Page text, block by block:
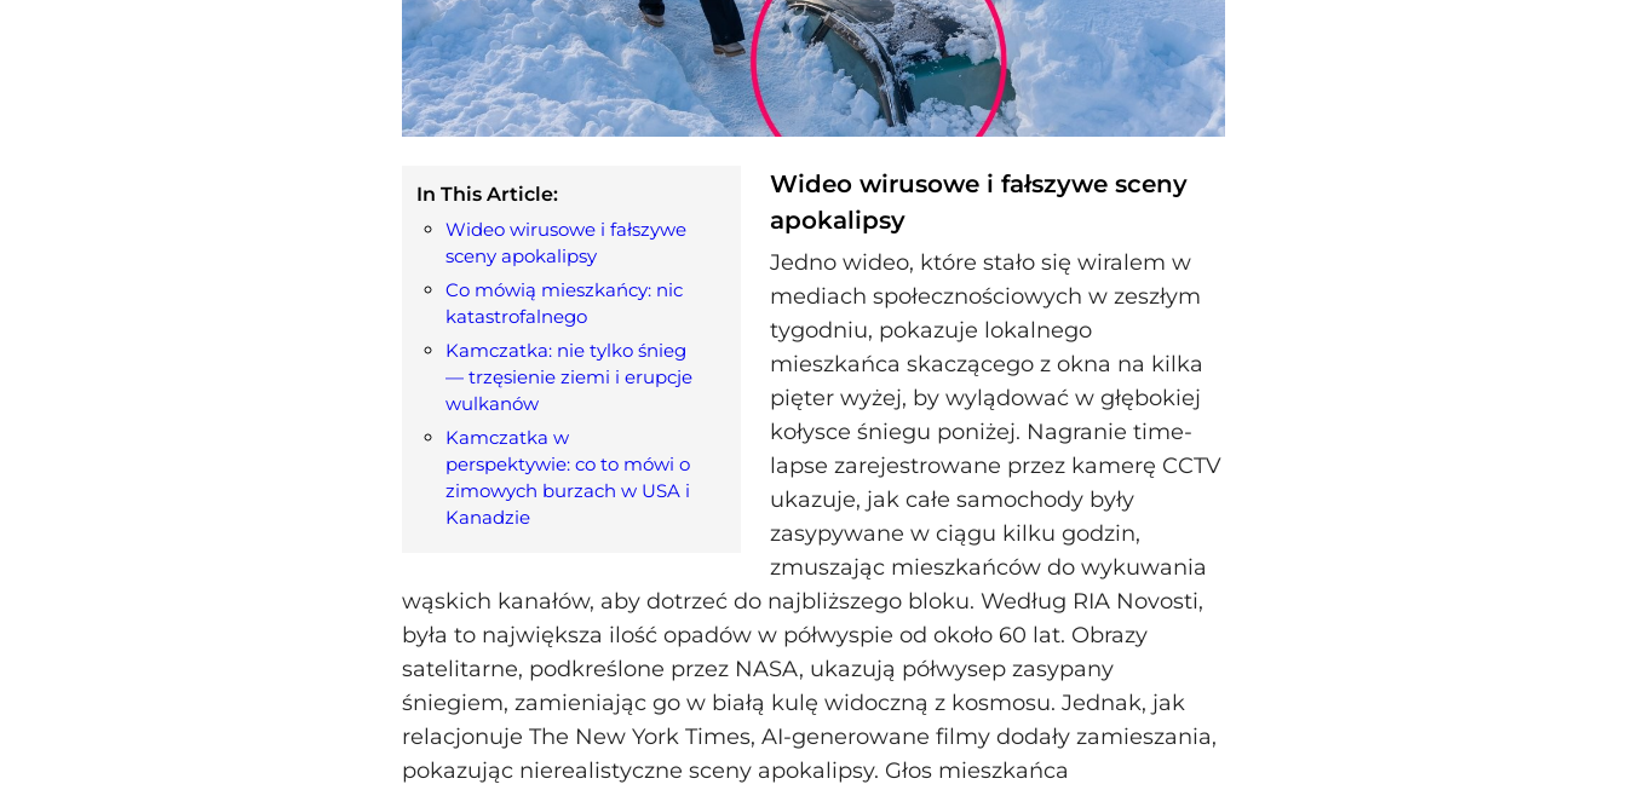
In This Article:
Wideo wirusowe i fałszywe
sceny apokalipsy
Co mówią mieszkańcy: nic
katastrofalnego
Kamczatka: nie tylko śnieg
— trzęsienie ziemi i erupcje
wulkanów
Kamczatka w
perspektywie: co to mówi o
zimowych burzach w USA i
Kanadzie
Wideo wirusowe i fałszywe sceny
apokalipsy
Jedno wideo, które stało się wiralem w
mediach społecznościowych w zeszłym
tygodniu, pokazuje lokalnego
mieszkańca skaczącego z okna na kilka
pięter wyżej, by wylądować w głębokiej
kołysce śniegu poniżej. Nagranie time-
lapse zarejestrowane przez kamerę CCTV
ukazuje, jak całe samochody były
zasypywane w ciągu kilku godzin,
zmuszając mieszkańców do wykuwania
wąskich kanałów, aby dotrzeć do najbliższego bloku. Według RIA Novosti,
była to największa ilość opadów w półwyspie od około 60 lat. Obrazy
satelitarne, podkreślone przez NASA, ukazują półwysep zasypany
śniegiem, zamieniając go w białą kulę widoczną z kosmosu. Jednak, jak
relacjonuje The New York Times, AI-generowane filmy dodały zamieszania,
pokazując nierealistyczne sceny apokalipsy. Głos mieszkańca